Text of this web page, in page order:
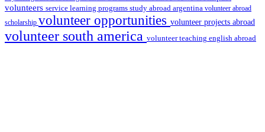
volunteers service learning programs study abroad argentina volunteer abroad
scholarship volunteer opportunities volunteer projects abroad
volunteer south america volunteer teaching english abroad